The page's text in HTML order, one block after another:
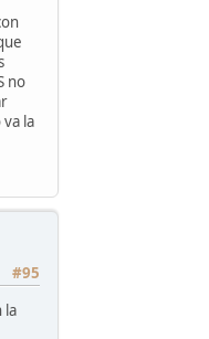
no
la
#95
la